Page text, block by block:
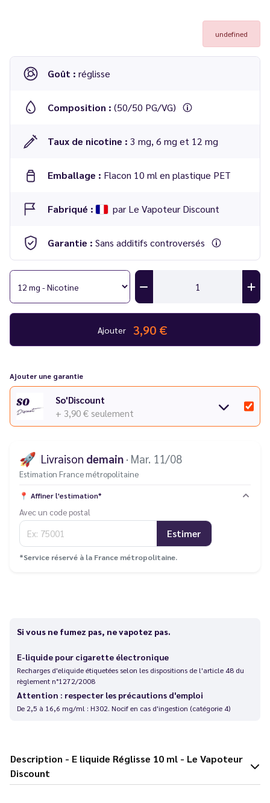
undefined
Goût : réglisse
Composition : (50/50 PG/VG)
Taux de nicotine : 3 mg, 6 mg et 12 mg
Emballage : Flacon 10 ml en plastique PET
Fabriqué : par Le Vapoteur Discount
Garantie : Sans additifs controversés
Ajouter 3,90 €
Ajouter une garantie
So'Discount
+ 3,90 € seulement
🚀 Livraison demain · Mar. 11/08
Estimation France métropolitaine
📍 Affiner l'estimation*
Avec un code postal
Estimer
*Service réservé à la France métropolitaine.
Si vous ne fumez pas, ne vapotez pas.
E-liquide pour cigarette électronique
Recharges d'eliquide étiquetées selon les dispositions de l'article 48 du
règlement n°1272/2008
Attention : respecter les précautions d'emploi
De 2,5 à 16,6 mg/ml : H302. Nocif en cas d'ingestion (catégorie 4)
Description - E liquide Réglisse 10 ml - Le Vapoteur
Discount